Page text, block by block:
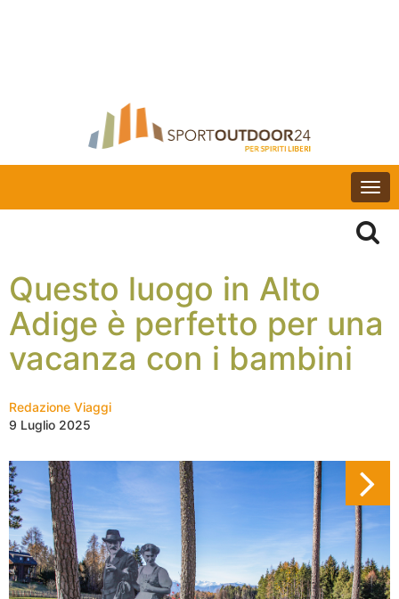
Questo luogo in Alto
Adige è perfetto per una
vacanza con i bambini
Redazione Viaggi
9 Luglio 2025